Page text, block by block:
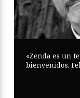
«Zenda es un
bienvenidos.